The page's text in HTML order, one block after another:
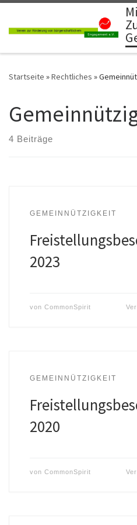
Startseite »Rechtliches »
4 Beiträge
GEMEINNÜTZIGKEIT
2023
von CommonSpirit
GEMEINNÜTZIGKEIT
2020
von CommonSpirit